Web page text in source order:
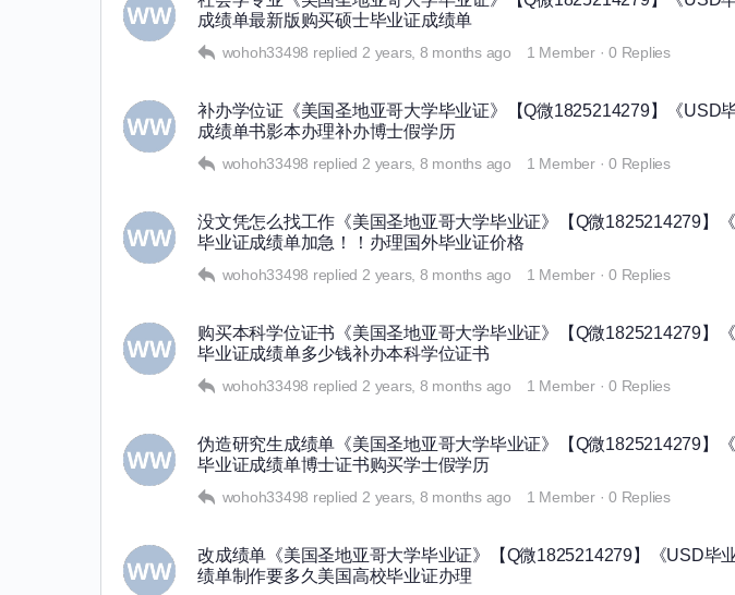
成绩单最新版购买硕士毕业证成绩单
wohoh33498 replied 2 years, 8 months ago 1 Member · 0 Replies
补办学位证《美国圣地亚哥大学毕业证》【Q微1825214279】《USD
成绩单书影本办理补办博士假学历
wohoh33498 replied 2 years, 8 months ago 1 Member · 0 Replies
没文凭怎么找工作《美国圣地亚哥大学毕业证》【Q微1825214279】
毕业证成绩单加急！！办理国外毕业证价格
wohoh33498 replied 2 years, 8 months ago 1 Member · 0 Replies
购买本科学位证书《美国圣地亚哥大学毕业证》【Q微1825214279】
毕业证成绩单多少钱补办本科学位证书
wohoh33498 replied 2 years, 8 months ago 1 Member · 0 Replies
伪造研究生成绩单《美国圣地亚哥大学毕业证》【Q微1825214279】
毕业证成绩单博士证书购买学士假学历
wohoh33498 replied 2 years, 8 months ago 1 Member · 0 Replies
改成绩单《美国圣地亚哥大学毕业证》【Q微1825214279】《USD毕
绩单制作要多久美国高校毕业证办理